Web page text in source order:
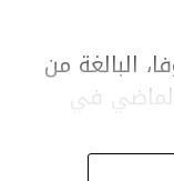
البالغة من
الماضي في